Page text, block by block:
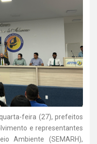
feira (27), prefeitos
e representantes
Ambiente (SEMARH),